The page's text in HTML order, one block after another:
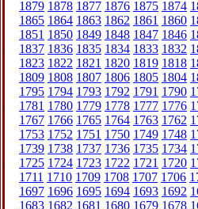
1879 1878 1877 1876 1875 1874
1865 1864 1863 1862 1861 1860
1851 1850 1849 1848 1847 1846
1837 1836 1835 1834 1833 1832
1823 1822 1821 1820 1819 1818
1809 1808 1807 1806 1805 1804
1795 1794 1793 1792 1791 1790
1781 1780 1779 1778 1777 1776
1767 1766 1765 1764 1763 1762
1753 1752 1751 1750 1749 1748
1739 1738 1737 1736 1735 1734
1725 1724 1723 1722 1721 1720
1711 1710 1709 1708 1707 1706
1697 1696 1695 1694 1693 1692
1683 1682 1681 1680 1679 1678